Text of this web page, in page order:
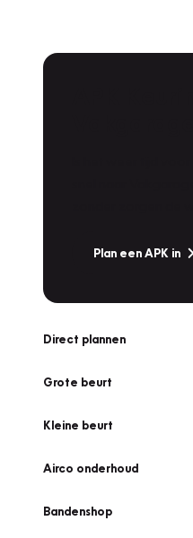
Plan een APK in
Direct plannen
Grote beurt
Kleine beurt
Airco onderhoud
Bandenshop